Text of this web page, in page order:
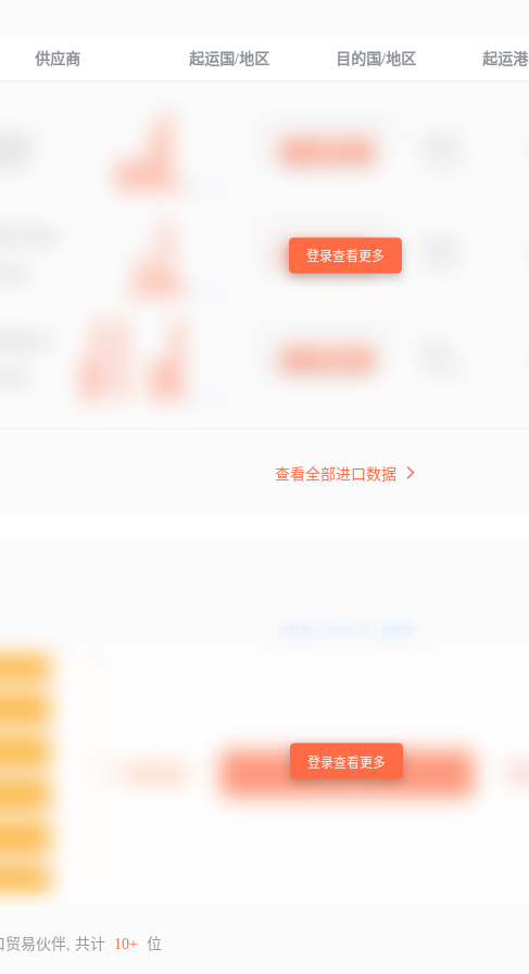
供应商 起运国/地区 目的国/地区 起运港
登录查看更多
查看全部进口数据
登录查看更多
贸易伙伴, 共计 10+ 位